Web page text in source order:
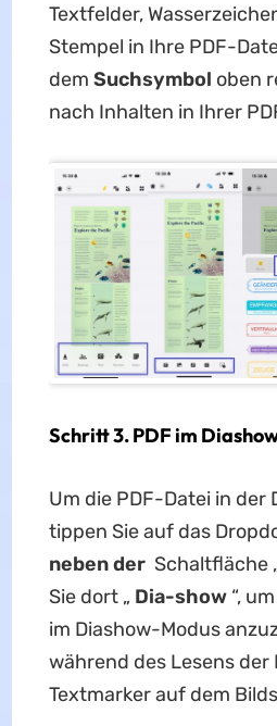
Textfelder,
Stempel in Ihre PDF-
dem Suchsymbol oben
nach Inhalten in Ihrer
Schritt 3. PDF im
Um die PDF-Datei in der
tippen Sie auf das
neben derSchaltfläche
Sie dort „ Dia-show“,
im Diashow-Modus
während des Lesens
Textmarker auf dem